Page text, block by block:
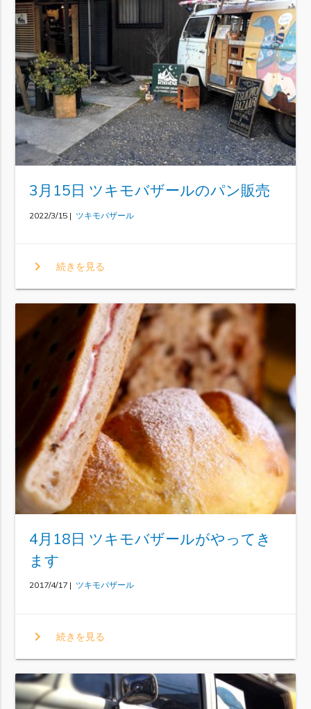
3月15日 ツキモバザールのパン販売
2022/3/15 | ツキモバザール
chevron_right 続きを見る
4月18日 ツキモバザールがやってき
ます
2017/4/17 | ツキモバザール
chevron_right 続きを見る